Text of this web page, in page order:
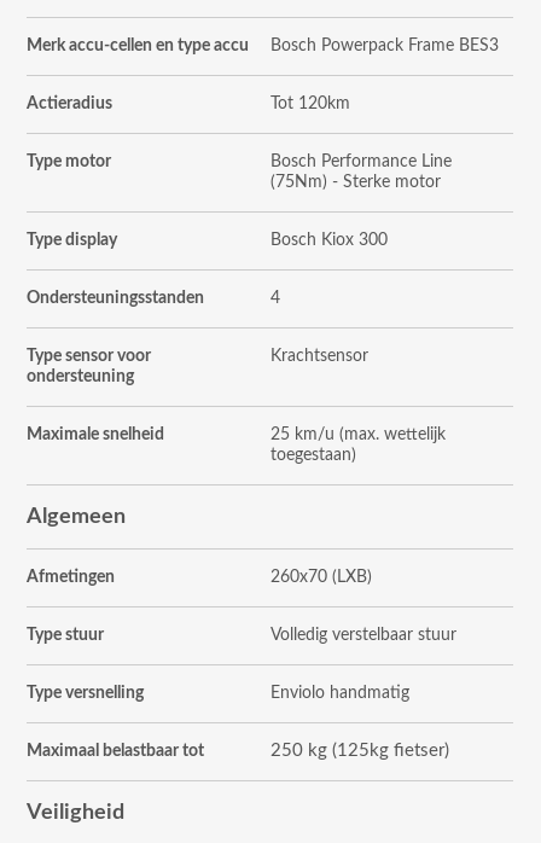
Merk accu-cellen en type accu Bosch Powerpack Frame BES3
Actieradius Tot 120km
Type motor
Bosch Performance Line
(75Nm) - Sterke motor
Type display Bosch Kiox 300
Ondersteuningsstanden 4
Type sensor voor
ondersteuning
Krachtsensor
Maximale snelheid
25 km/u (max. wettelijk
toegestaan)
Algemeen
Afmetingen 260x70 (LXB)
Type stuur Volledig verstelbaar stuur
Type versnelling Enviolo handmatig
Maximaal belastbaar tot 250 kg (125kg fietser)
Veiligheid